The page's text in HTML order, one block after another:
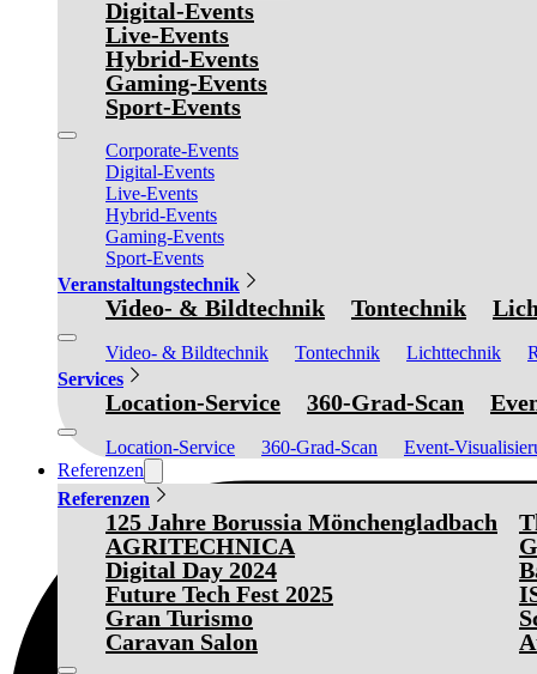
Digital-Events
Live-Events
Hybrid-Events
Gaming-Events
Sport-Events
Corporate-Events
Digital-Events
Live-Events
Hybrid-Events
Gaming-Events
Sport-Events
Veranstaltungstechnik
Video- & Bildtechnik Tontechnik
Video- & Bildtechnik Tontechnik Lichttechnik
Services
Location-Service 360-Grad-Scan
Location-Service 360-Grad-Scan
Event-
Referenzen
Referenzen
125 Jahre Borussia Mönchengladbach
AGRITECHNICA
Digital Day 2024
Future Tech Fest 2025
Gran Turismo
Caravan Salon